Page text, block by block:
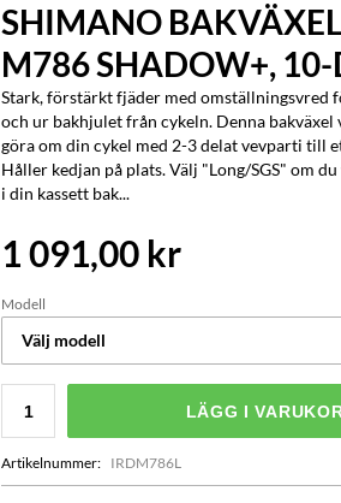
SHIMANO
M786 SHADOW+, 10-
Stark, förstärkt fjäder med omställningsvred
och ur bakhjulet från cykeln. Denna bakväxel
göra om din cykel med 2-3 delat vevparti till
Håller kedjan på plats. Välj "Long/SGS" om
i din kassett bak...
1 091,00 kr
Modell
Välj modell
LÄGG I
Artikelnummer: IRDM786L